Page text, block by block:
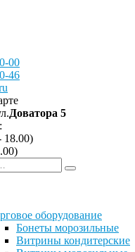
00
46
Доватора 5
18.00)
оборудование
Бонеты морозильные
Витрины кондитерские